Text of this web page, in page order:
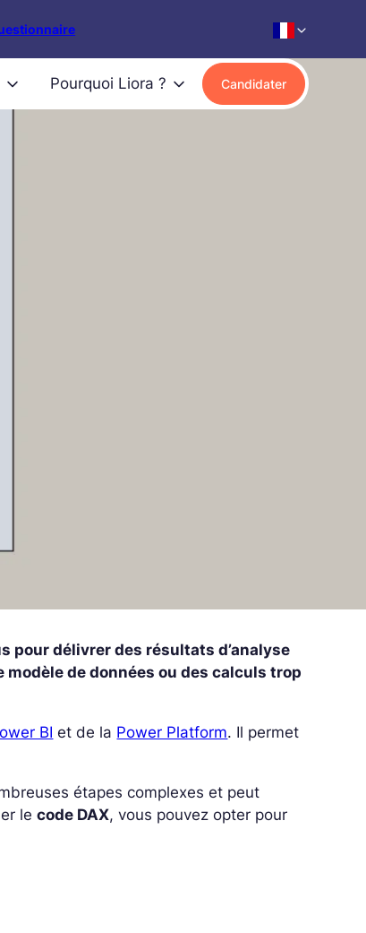
Pourquoi Liora ? Candidater
pour délivrer des résultats d’analyse
de données ou des calculs trop
BI et de la Power Platform. Il permet
étapes complexes et peut
lecode DAX, vous pouvez opter pour